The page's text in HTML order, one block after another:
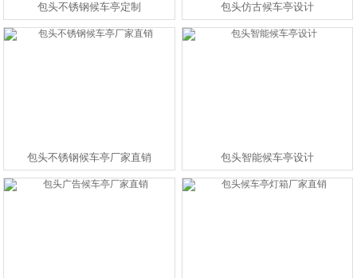
包头不锈钢候车亭定制 包头仿古候车亭设计
包头不锈钢候车亭厂家直销 包头智能候车亭设计